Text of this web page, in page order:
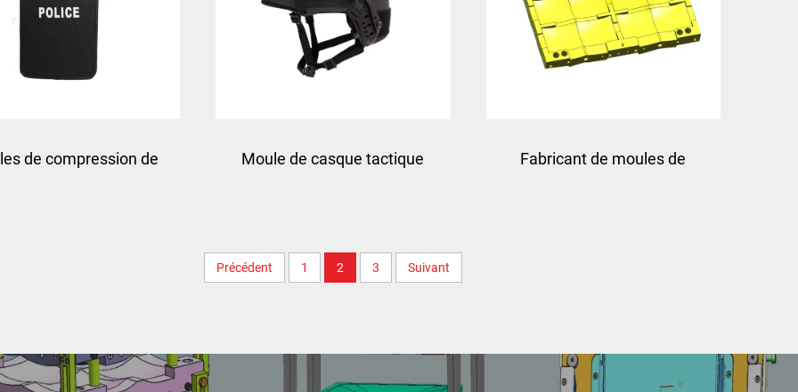
de compression de Moule de casque tactique
personnelle en pe et
résistance, personnalisé en
Fabricant de moules de
Précédent 1 2 3 Suivant